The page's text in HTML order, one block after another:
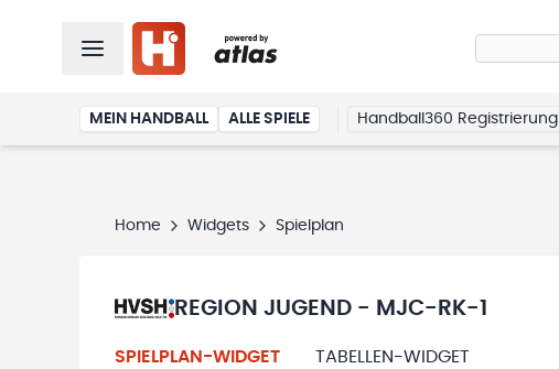
MEIN HANDBALL ALLE SPIELE Handball360 Registrierung
Home Widgets Spielplan
REGION JUGEND - MJC-RK-1
SPIELPLAN-WIDGET TABELLEN-WIDGET